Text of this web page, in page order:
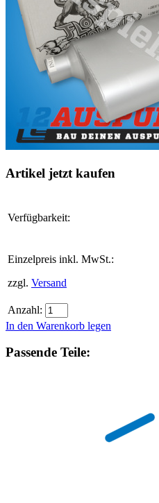
Artikel jetzt kaufen
Verfügbarkeit:
Einzelpreis inkl. MwSt.:
zzgl. Versand
Anzahl:
In den Warenkorb legen
Passende Teile: